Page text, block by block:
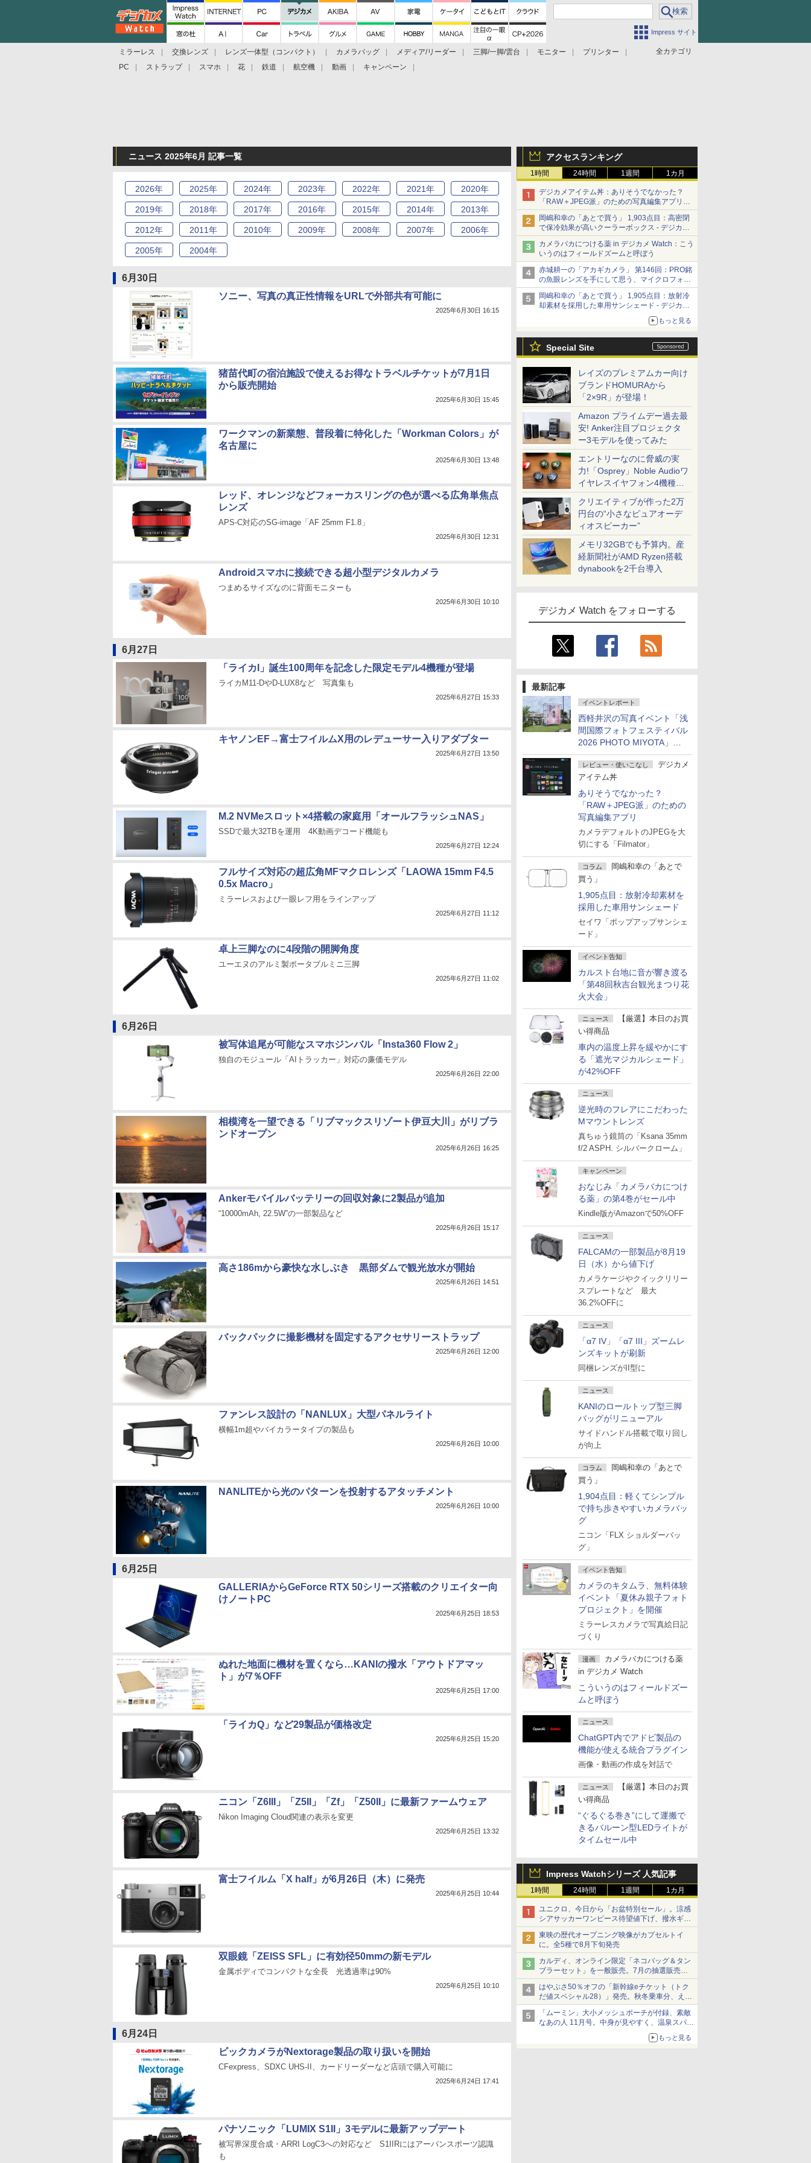
Impress サイト
全カテゴリ
ミラーレス 交換レンズ レンズ一体型（コンパクト） カメラバッグ メディア/リーダー 三脚/一脚/雲台 モニター
プリンター
PC
ストラップ スマホ 花 鉄道 航空機 動画 キャンペーン
アクセスランキング
1時間 24時間 1週間 1カ月
デジカメアイテム丼：ありそうでなかった？
「RAW＋JPEG派」のための写真編集アプリ
カメラデフォルトのJPEGを大切にする
「Filmator」
岡嶋和幸の「あとで買う」 1,903点目：高密閉
で保冷効果が高いクーラーボックス - デジカメ
Watch
カメラバカにつける薬 in デジカメ Watch：こう
いうのはフィールドズームと呼ぼう
赤城耕一の「アカギカメラ」 第146回：PRO銘
の魚眼レンズを手にして思う、マイクロフォー
サーズへの期待と可能性
岡嶋和幸の「あとで買う」 1,905点目：放射冷
却素材を採用した車用サンシェード - デジカメ
もっと見る
Special Site
レイズのプレミアムカー向け
ブランドHOMURAから
「2×9R」が登場！
Amazon プライムデー過去最
安! Anker注目プロジェクタ
ー3モデルを使ってみた
エントリーなのに脅威の実
力!「Osprey」Noble Audioワ
イヤレスイヤフォン4機種を
一気に聴く
クリエイティブが作った2万
円台の“小さなピュアオーデ
ィオスピーカー”
メモリ32GBでも予算内。産
経新聞社がAMD Ryzen搭載
dynabookを2千台導入
デジカメ Watch をフォローする
最新記事
イベントレポート
西軽井沢の写真イベント「浅
間国際フォトフェスティバル
2026 PHOTO MIYOTA」が
開幕
レビュー・使いこなし
デジカメ
アイテム丼
ありそうでなかった？
「RAW＋JPEG派」のための
写真編集アプリ
カメラデフォルトのJPEGを大
切にする「Filmator」
コラム
岡嶋和幸の「あとで
買う」
1,905点目：放射冷却素材を
採用した車用サンシェード
セイワ「ポップアップサンシェ
ード」
イベント告知
カルスト台地に音が響き渡る
「第48回秋吉台観光まつり花
火大会」
ニュース
【厳選】本日のお買
い得商品
車内の温度上昇を緩やかにす
る「遮光マジカルシェード」
が42%OFF
ニュース
逆光時のフレアにこだわった
Mマウントレンズ
真ちゅう鏡筒の「Ksana 35mm
f/2 ASPH. シルバークローム」
キャンペーン
おなじみ「カメラバカにつけ
る薬」の第4巻がセール中
Kindle版がAmazonで50%OFF
ニュース
FALCAMの一部製品が8月19
日（水）から値下げ
カメラケージやクイックリリー
スプレートなど 最大
36.2%OFFに
ニュース
「α7 IV」「α7 III」ズームレ
ンズキットが刷新
同梱レンズがII型に
ニュース
KANIのロールトップ型三脚
バッグがリニューアル
サイドハンドル搭載で取り回し
が向上
コラム
岡嶋和幸の「あとで
買う」
1,904点目：軽くてシンプル
で持ち歩きやすいカメラバッ
グ
ニコン「FLX ショルダーバッ
グ」
イベント告知
カメラのキタムラ、無料体験
イベント「夏休み親子フォト
プロジェクト」を開催
ミラーレスカメラで写真絵日記
づくり
漫画
カメラバカにつける薬
in デジカメ Watch
こういうのはフィールドズー
ムと呼ぼう
ニュース
ChatGPT内でアドビ製品の
機能が使える統合プラグイン
画像・動画の作成を対話で
ニュース
【厳選】本日のお買
い得商品
“ぐるぐる巻き”にして運搬で
きるバルーン型LEDライトが
タイムセール中
Impress Watchシリーズ 人気記事
1時間 24時間 1週間 1カ月
ユニクロ、今日から「お盆特別セール」。涼感
シアサッカーワンピース待望値下げ、撥水ギア
ショーツは1990円に
東映の歴代オープニング映像がカプセルトイ
に。全5種で8月下旬発売
カルディ、オンライン限定「ネコバッグ＆タン
ブラーセット」を一般販売。7月の抽選販売の
当選無効分
はやぶさ50％オフの「新幹線eチケット（トク
だ値スペシャル28）」発売。秋冬乗車分、えき
ねっと限定
「ムーミン」大小メッシュポーチが付録、素敵
なあの人 11月号。中身が見やすく、温泉スパに
もっと見る
ニュース 2025年6月 記事一覧
2026年 2025年 2024年 2023年 2022年 2021年 2020年
2019年 2018年 2017年 2016年 2015年 2014年 2013年
2012年 2011年 2010年 2009年 2008年 2007年 2006年
2005年 2004年
6月30日
ソニー、写真の真正性情報をURLで外部共有可能に
2025年6月30日 16:15
猪苗代町の宿泊施設で使えるお得なトラベルチケットが7月1日
から販売開始
2025年6月30日 15:45
ワークマンの新業態、普段着に特化した「Workman Colors」が
名古屋に
2025年6月30日 13:48
レッド、オレンジなどフォーカスリングの色が選べる広角単焦点
レンズ
APS-C対応のSG-image「AF 25mm F1.8」
2025年6月30日 12:31
Androidスマホに接続できる超小型デジタルカメラ
つまめるサイズなのに背面モニターも
2025年6月30日 10:10
6月27日
「ライカI」誕生100周年を記念した限定モデル4機種が登場
ライカM11-DやD-LUX8など 写真集も
2025年6月27日 15:33
キヤノンEF→富士フイルムX用のレデューサー入りアダプター
2025年6月27日 13:50
M.2 NVMeスロット×4搭載の家庭用「オールフラッシュNAS」
SSDで最大32TBを運用 4K動画デコード機能も
2025年6月27日 12:24
フルサイズ対応の超広角MFマクロレンズ「LAOWA 15mm F4.5
0.5x Macro」
ミラーレスおよび一眼レフ用をラインアップ
2025年6月27日 11:12
卓上三脚なのに4段階の開脚角度
ユーエヌのアルミ製ポータブルミニ三脚
2025年6月27日 11:02
6月26日
被写体追尾が可能なスマホジンバル「Insta360 Flow 2」
独自のモジュール「AIトラッカー」対応の廉価モデル
2025年6月26日 22:00
相模湾を一望できる「リブマックスリゾート伊豆大川」がリブラ
ンドオープン
2025年6月26日 16:25
Ankerモバイルバッテリーの回収対象に2製品が追加
“10000mAh, 22.5W”の一部製品など
2025年6月26日 15:17
高さ186mから豪快な水しぶき 黒部ダムで観光放水が開始
2025年6月26日 14:51
バックパックに撮影機材を固定するアクセサリーストラップ
2025年6月26日 12:00
ファンレス設計の「NANLUX」大型パネルライト
横幅1m超やバイカラータイプの製品も
2025年6月26日 10:00
NANLITEから光のパターンを投射するアタッチメント
2025年6月26日 10:00
6月25日
GALLERIAからGeForce RTX 50シリーズ搭載のクリエイター向
けノートPC
2025年6月25日 18:53
ぬれた地面に機材を置くなら…KANIの撥水「アウトドアマッ
ト」が7％OFF
2025年6月25日 17:00
「ライカQ」など29製品が価格改定
2025年6月25日 15:20
ニコン「Z6III」「Z5II」「Zf」「Z50II」に最新ファームウェア
Nikon Imaging Cloud関連の表示を変更
2025年6月25日 13:32
富士フイルム「X half」が6月26日（木）に発売
2025年6月25日 10:44
双眼鏡「ZEISS SFL」に有効径50mmの新モデル
金属ボディでコンパクトな全長 光透過率は90%
2025年6月25日 10:10
6月24日
ビックカメラがNextorage製品の取り扱いを開始
CFexpress、SDXC UHS-II、カードリーダーなど店頭で購入可能に
2025年6月24日 17:41
パナソニック「LUMIX S1II」3モデルに最新アップデート
被写界深度合成・ARRI LogC3への対応など S1IIRにはアーバンスポーツ認識
も